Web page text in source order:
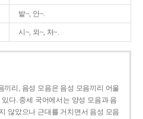
밭~, 안~.
시~, 외~, 처~.
끼리, 음성 모음은 음성 모음끼리 어울
다. 중세 국어에서는 양성 모음과 음
않았으나 근대를 거치면서 음성 모음